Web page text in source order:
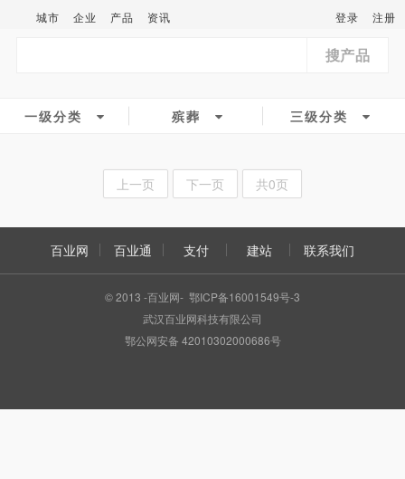
城市 企业 产品 资讯 登录 注册
搜产品
一级分类 殡葬 三级分类
上一页 下一页 共0页
百业网 百业通 支付 建站 联系我们
© 2013 -百业网- 鄂ICP备16001549号-3
武汉百业网科技有限公司
鄂公网安备 42010302000686号